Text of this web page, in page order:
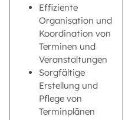
Effiziente
Organisation und
Koordination von
Terminen und
Veranstaltungen
Sorgfältige
Erstellung und
Pflege von
Terminplänen